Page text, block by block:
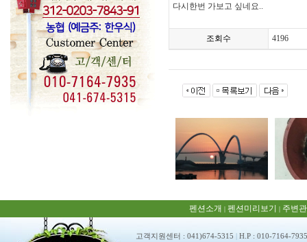
다시한번 가보고 싶네요..
조회수 4196
펜션소개 | 펜션미리보기 | 주변
고객지원센터 : 041)674-5315 | H.P : 010-7164-7935